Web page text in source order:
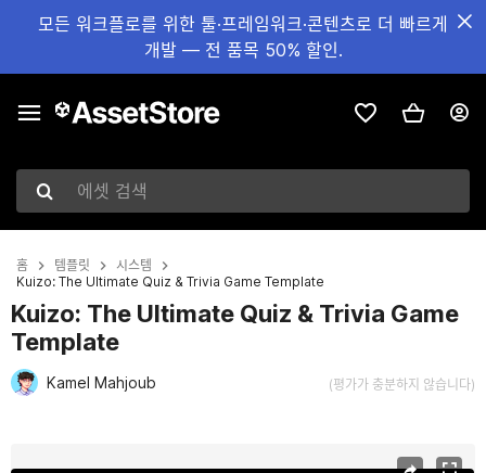
모든 워크플로를 위한 툴·프레임워크·콘텐츠로 더 빠르게
개발 — 전 품목 50% 할인.
에셋 검색
홈 템플릿
시스템
Kuizo: The Ultimate Quiz & Trivia Game Template
Kuizo: The Ultimate Quiz & Trivia Game
Template
Kamel Mahjoub (평가가 충분하지 않습니다)